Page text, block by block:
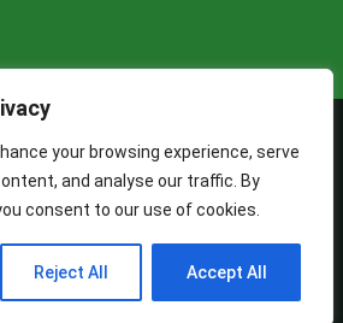
your browsing experience, serve
and analyse our traffic. By
consent to our use of cookies.
Reject All Accept All
– Tutti i diritti riservati. Sito web
da Cocoon Web Tech
d’uso Informativa Privacy